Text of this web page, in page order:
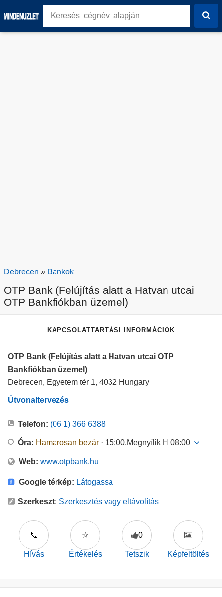
Debrecen » Bankok
OTP Bank (Felújítás alatt a Hatvan utcai
OTP Bankfiókban üzemel)
KAPCSOLATTARTÁSI INFORMÁCIÓK
OTP Bank (Felújítás alatt a Hatvan utcai OTP
Bankfiókban üzemel)
Debrecen, Egyetem tér 1, 4032 Hungary
Útvonaltervezés
Telefon: (06 1) 366 6388
Óra: Hamarosan bezár · 15:00 Megnyílik H 08:00
Web: www.otpbank.hu
Google térkép: Látogassa
Szerkeszt: Szerkesztés vagy eltávolítás
📞
Hívás
☆
Értékelés
0
Tetszik Képfeltöltés